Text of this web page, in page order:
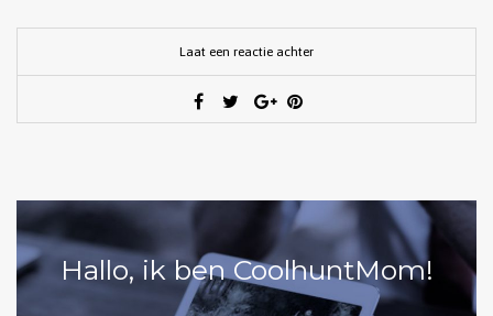
Laat een reactie achter
Hallo, ik ben CoolhuntMom!